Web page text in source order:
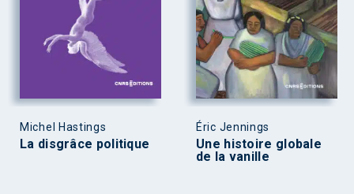
Michel Hastings
La disgrâce politique
Éric Jennings
Une histoire globale
de la vanille